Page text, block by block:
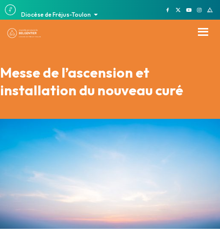
Diocèse de Fréjus-Toulon
Messe de l’ascension et
installation du nouveau curé